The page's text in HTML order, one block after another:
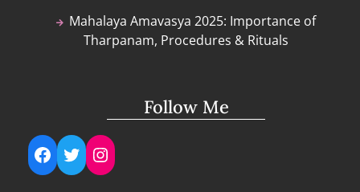
Mahalaya Amavasya 2025: Importance of
Tharpanam, Procedures & Rituals
Follow Me
Facebook
TwitterInstagram